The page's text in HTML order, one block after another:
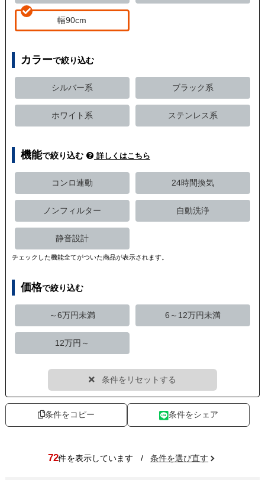
幅90cm
カラーで絞り込む
シルバー系 ブラック系
ホワイト系 ステンレス系
機能で絞り込む 詳しくはこちら
コンロ連動 24時間換気
ノンフィルター 自動洗浄
静音設計
チェックした機能全てがついた商品が表示されます。
価格で絞り込む
～6万円未満 6～12万円未満
12万円～
条件をリセットする
条件をコピー 条件をシェア
72件を表示しています / 条件を選び直す